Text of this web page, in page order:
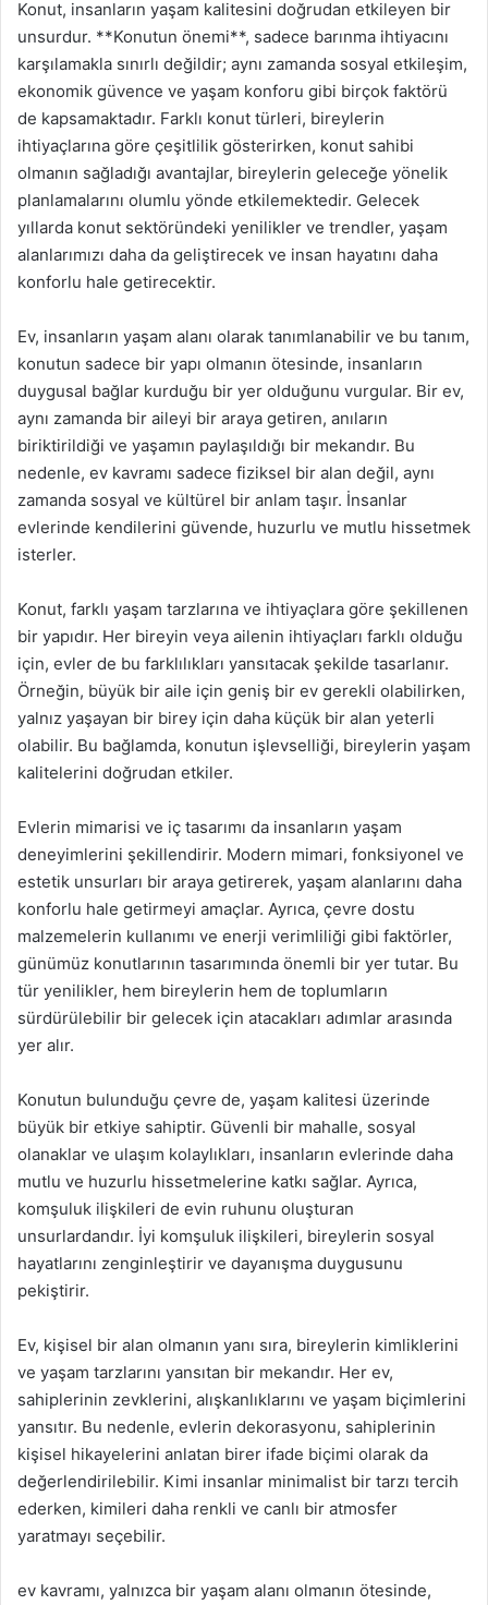
Konut, insanların yaşam kalitesini doğrudan etkileyen bir
unsurdur. **Konutun önemi**, sadece barınma ihtiyacını
karşılamakla sınırlı değildir; aynı zamanda sosyal etkileşim,
ekonomik güvence ve yaşam konforu gibi birçok faktörü
de kapsamaktadır. Farklı konut türleri, bireylerin
ihtiyaçlarına göre çeşitlilik gösterirken, konut sahibi
olmanın sağladığı avantajlar, bireylerin geleceğe yönelik
planlamalarını olumlu yönde etkilemektedir. Gelecek
yıllarda konut sektöründeki yenilikler ve trendler, yaşam
alanlarımızı daha da geliştirecek ve insan hayatını daha
konforlu hale getirecektir.
Ev, insanların yaşam alanı olarak tanımlanabilir ve bu tanım,
konutun sadece bir yapı olmanın ötesinde, insanların
duygusal bağlar kurduğu bir yer olduğunu vurgular. Bir ev,
aynı zamanda bir aileyi bir araya getiren, anıların
biriktirildiği ve yaşamın paylaşıldığı bir mekandır. Bu
nedenle, ev kavramı sadece fiziksel bir alan değil, aynı
zamanda sosyal ve kültürel bir anlam taşır. İnsanlar
evlerinde kendilerini güvende, huzurlu ve mutlu hissetmek
isterler.
Konut, farklı yaşam tarzlarına ve ihtiyaçlara göre şekillenen
bir yapıdır. Her bireyin veya ailenin ihtiyaçları farklı olduğu
için, evler de bu farklılıkları yansıtacak şekilde tasarlanır.
Örneğin, büyük bir aile için geniş bir ev gerekli olabilirken,
yalnız yaşayan bir birey için daha küçük bir alan yeterli
olabilir. Bu bağlamda, konutun işlevselliği, bireylerin yaşam
kalitelerini doğrudan etkiler.
Evlerin mimarisi ve iç tasarımı da insanların yaşam
deneyimlerini şekillendirir. Modern mimari, fonksiyonel ve
estetik unsurları bir araya getirerek, yaşam alanlarını daha
konforlu hale getirmeyi amaçlar. Ayrıca, çevre dostu
malzemelerin kullanımı ve enerji verimliliği gibi faktörler,
günümüz konutlarının tasarımında önemli bir yer tutar. Bu
tür yenilikler, hem bireylerin hem de toplumların
sürdürülebilir bir gelecek için atacakları adımlar arasında
yer alır.
Konutun bulunduğu çevre de, yaşam kalitesi üzerinde
büyük bir etkiye sahiptir. Güvenli bir mahalle, sosyal
olanaklar ve ulaşım kolaylıkları, insanların evlerinde daha
mutlu ve huzurlu hissetmelerine katkı sağlar. Ayrıca,
komşuluk ilişkileri de evin ruhunu oluşturan
unsurlardandır. İyi komşuluk ilişkileri, bireylerin sosyal
hayatlarını zenginleştirir ve dayanışma duygusunu
pekiştirir.
Ev, kişisel bir alan olmanın yanı sıra, bireylerin kimliklerini
ve yaşam tarzlarını yansıtan bir mekandır. Her ev,
sahiplerinin zevklerini, alışkanlıklarını ve yaşam biçimlerini
yansıtır. Bu nedenle, evlerin dekorasyonu, sahiplerinin
kişisel hikayelerini anlatan birer ifade biçimi olarak da
değerlendirilebilir. Kimi insanlar minimalist bir tarzı tercih
ederken, kimileri daha renkli ve canlı bir atmosfer
yaratmayı seçebilir.
ev kavramı, yalnızca bir yaşam alanı olmanın ötesinde,